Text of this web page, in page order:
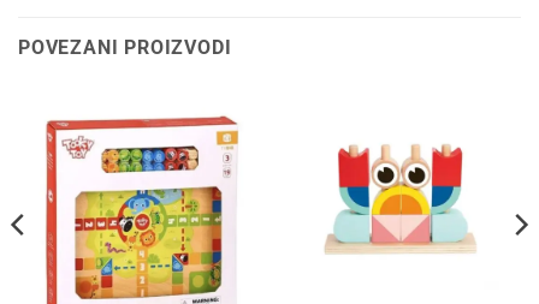
POVEZANI PROIZVODI